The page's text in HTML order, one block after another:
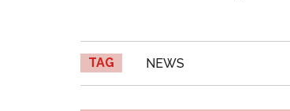
TAG NEWS